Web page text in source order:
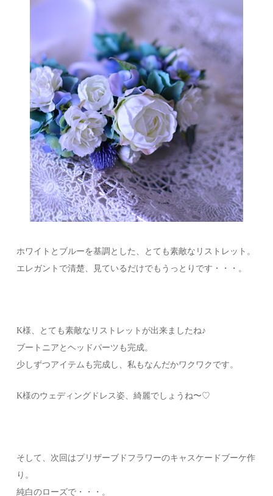
ホワイトとブルーを基調とした、とても素敵なリストレット。
エレガントで清楚、見ているだけでもうっとりです・・・。
K様、とても素敵なリストレットが出来ましたね♪
ブートニアとヘッドパーツも完成。
少しずつアイテムも完成し、私もなんだかワクワクです。
K様のウェディングドレス姿、綺麗でしょうね〜♡
そして、次回はプリザーブドフラワーのキャスケードブーケ作
り。
純白のローズで・・・。